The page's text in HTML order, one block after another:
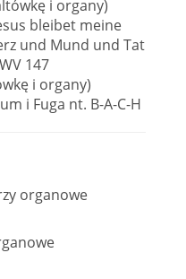
i organy)
bleibet meine
und Mund und Tat
147
i organy)
i Fuga nt. B-A-C-H